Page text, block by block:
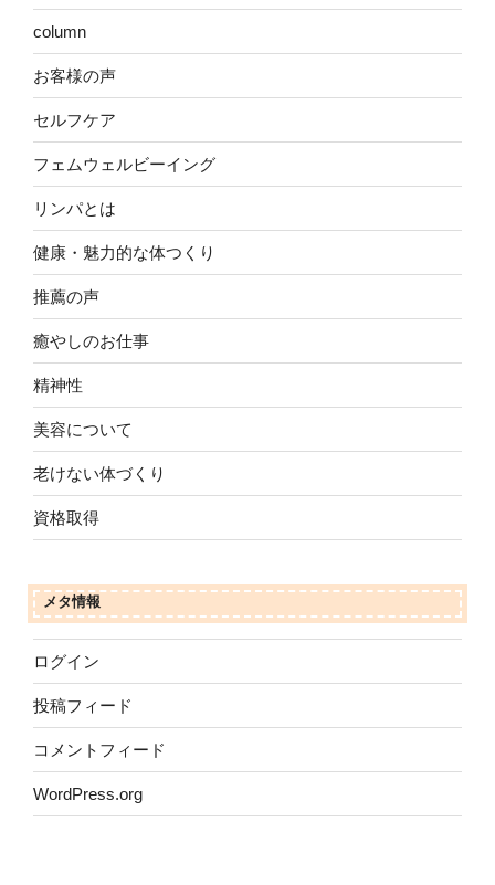
column
お客様の声
セルフケア
フェムウェルビーイング
リンパとは
健康・魅力的な体つくり
推薦の声
癒やしのお仕事
精神性
美容について
老けない体づくり
資格取得
メタ情報
ログイン
投稿フィード
コメントフィード
WordPress.org